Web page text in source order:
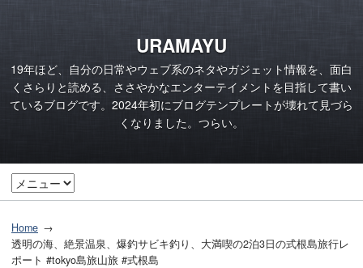
URAMAYU
19年ほど、自分の日常やウェブ系のネタやガジェット情報を、面白
くさらりと読める、ささやかなエンターテイメントを目指して書い
ているブログです。2024年初にブログテンプレートが壊れて見づら
くなりました。つらい。
Home
透明の海、絶景温泉、爆釣サビキ釣り、大満喫の2泊3日の式根島旅行レ
ポート #tokyo島旅山旅 #式根島